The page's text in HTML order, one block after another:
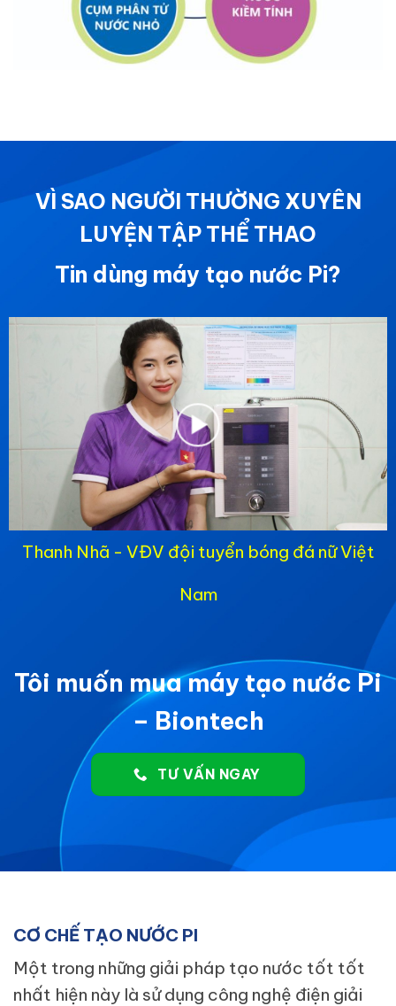
VÌ SAO NGƯỜI THƯỜNG XUYÊN
LUYỆN TẬP THỂ THAO
Tin dùng máy tạo nước Pi?
Thanh Nhã - VĐV đội tuyển bóng đá nữ Việt
Nam
Tôi muốn mua máy tạo nước Pi
– Biontech
TƯ VẤN NGAY
CƠ CHẾ TẠO NƯỚC PI
Một trong những giải pháp tạo nước tốt tốt
nhất hiện này là sử dụng công nghệ điện giải